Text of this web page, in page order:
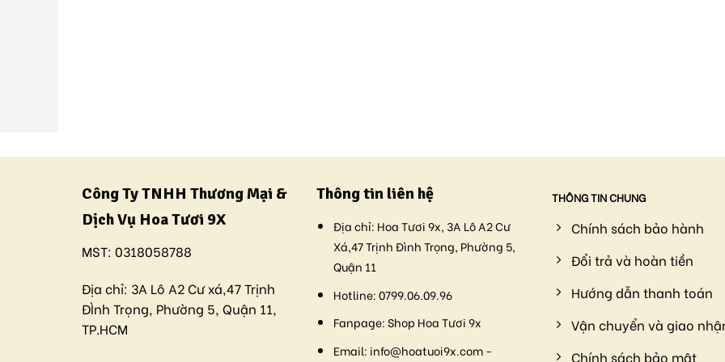
Công Ty TNHH Thương Mại &
Dịch Vụ Hoa Tươi 9X
MST: 0318058788
Địa chỉ: 3A Lô A2 Cư xá,47 Trịnh
ĐÌnh Trọng, Phường 5, Quận 11,
TP.HCM
Thông tin liên hệ
Địa chỉ: Hoa Tươi 9x, 3A Lô A2 Cư
Xá,47 Trịnh Đình Trọng, Phường 5,
Quận 11
Hotline:0799.06.09.96
Fanpage:Shop Hoa Tươi 9x
Email: info@hoatuoi9x.com -
THÔNG TIN CHUNG
Chính sách bảo hành
Đổi trả và hoàn tiền
Hướng dẫn thanh toán
Vận chuyển và giao
Chính sách bảo mật